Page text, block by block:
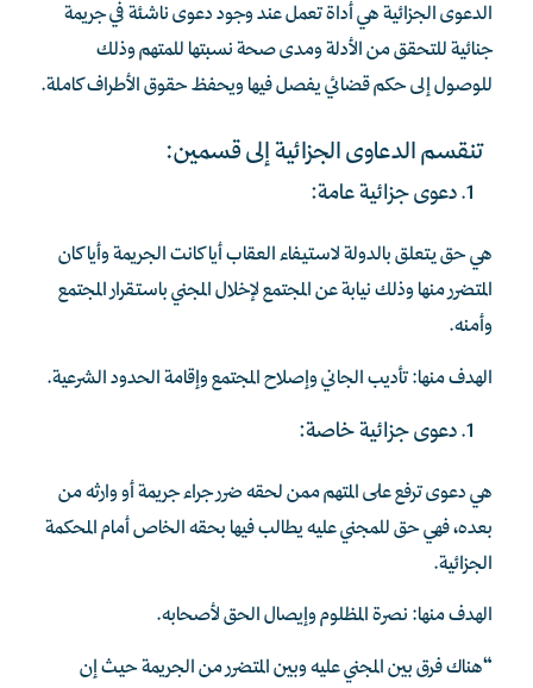
الدعوى الجزائية هي أداة تعمل عند وجود دعوى ناشئة في جريمة
جنائية للتحقق من الأدلة ومدى صحة نسبتها للمتهم وذلك
للوصول إلى حكم قضائي يفصل فيها ويحفظ حقوق الأطراف كاملة.
تنقسم الدعاوى الجزائية إلى قسمين:
دعوى جزائية عامة:
هي حق يتعلق بالدولة لاستيفاء العقاب أيا كانت الجريمة وأيا كان
المتضرر منها وذلك نيابة عن المجتمع لإخلال المجني باستقرار المجتمع
وأمنه.
الهدف منها: تأديب الجاني وإصلاح المجتمع وإقامة الحدود الشرعية.
دعوى جزائية خاصة:
هي دعوى ترفع على المتهم ممن لحقه ضرر جراء جريمة أو وارثه من
بعده، فهي حق للمجني عليه يطالب فيها بحقه الخاص أمام المحكمة
الجزائية.
الهدف منها: نصرة المظلوم وإيصال الحق لأصحابه.
“هناك فرق بين المجني عليه وبين المتضرر من الجريمة حيث إن